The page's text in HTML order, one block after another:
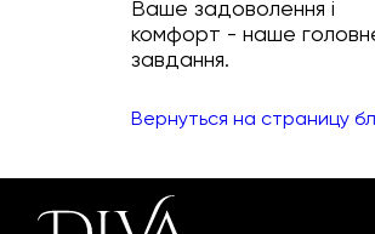
Ваше задоволення і
комфорт - наше
завдання.
Вернуться на страницу